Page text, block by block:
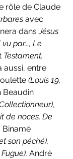
rôle de Claude
avec
dans Jésus
par..., Le
Testament.
aussi, entre
(Louis 19,
Beaudin
,
de noces, De
Binamé
son péché),
André